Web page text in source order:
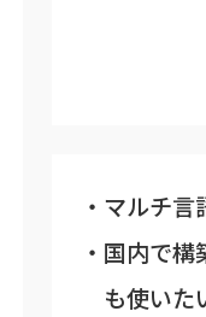
マルチ言
国内で構
も使いた